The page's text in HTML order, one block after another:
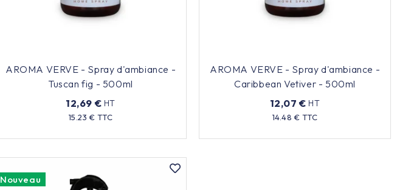
AROMA VERVE - Spray d'ambiance -
Tuscan fig - 500ml
12,69 € HT
15.23 € TTC
Prix
AROMA VERVE - Spray d'ambiance -
Caribbean Vetiver - 500ml
12,07 € HT
14.48 € TTC
Prix
Nouveau